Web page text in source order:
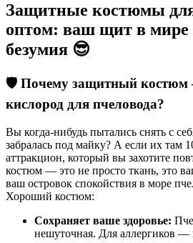
Защитные костюмы
оптом: ваш щит в мире
безумия 😎
🛡️ Почему защитный костюм
кислород для пчеловода?
Вы когда-нибудь пытались снять с
забралась под майку? А если их там
аттракцион, который вы захотите
костюм — это не просто ткань, это
ваш островок спокойствия в море
Хороший костюм:
Сохраняет ваше здоровье:
нешуточная. Для аллергиков —